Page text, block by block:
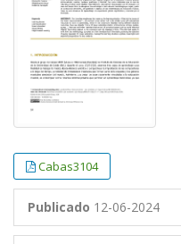
Cabas3104
Publicado 12-06-2024